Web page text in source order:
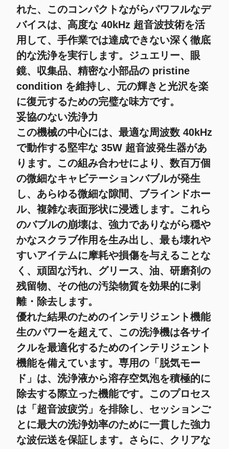
れた、このコンパクトながらパワフルなデ
バイスは、高度な 40kHz 超音波技術を活
用して、手作業では達成できない深く徹底
的な洗浄を実行します。ジュエリー、眼
鏡、収集品、精密な小部品の pristine
condition を維持し、元の輝きと光沢を楽
に復元するための完璧な味方です。
妥協のない洗浄力
この機械の中心には、最適な周波数 40kHz
で動作する堅牢な 35W 超音波発生器があ
ります。この組み合わせにより、数百万個
の微細なキャビテーションバブルが発生
し、あらゆる微細な隙間、ブラインドホー
ル、複雑な表面形状に浸透します。これら
のバブルの崩壊は、強力でありながら穏や
かなスクラブ作用を生み出し、最も壊れや
すいアイテムに摩耗や損傷を与えることな
く、頑固な汚れ、グリース、油、研磨剤の
残留物、その他の汚染物質を効果的に剥
離・除去します。
優れた結果のためのインテリジェント機能
生のパワーを超えて、この洗浄機は各サイ
クルを最適化するためのインテリジェント
機能を備えています。専用の「 脱気モー
ド 」は、洗浄液から溶存空気泡を積極的に
除去する際立った機能です。このプロセス
は「超音波疲労」を排除し、セッションご
とに最大の洗浄効率のために一貫した強力
な波伝送を保証します。さらに、クリアな